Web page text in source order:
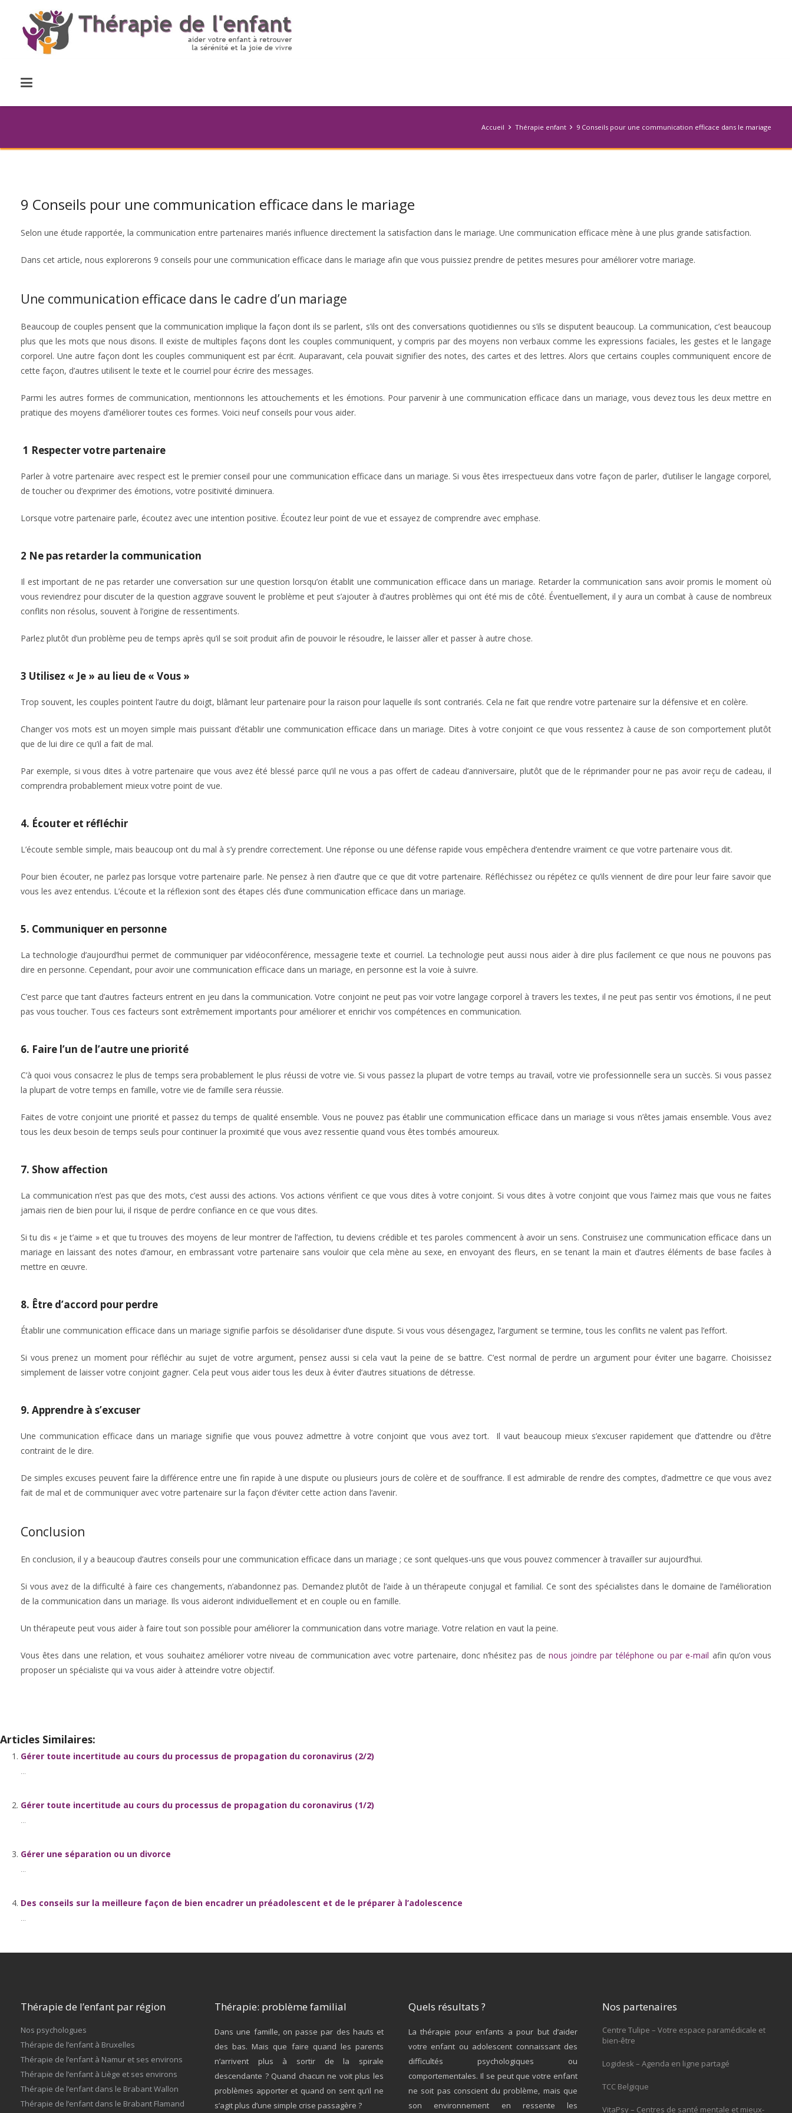
Accueil Thérapie enfant 9 Conseils pour une communication efficace dans le mariage
9 Conseils pour une communication efficace dans le mariage
Selon une étude rapportée, la communication entre partenaires mariés influence directement la satisfaction dans le mariage. Une communication efficace mène à une plus grande satisfaction.
Dans cet article, nous explorerons 9 conseils pour une communication efficace dans le mariage afin que vous puissiez prendre de petites mesures pour améliorer votre mariage.
Une communication efficace dans le cadre d’un mariage
Beaucoup de couples pensent que la communication implique la façon dont ils se parlent, s’ils ont des conversations quotidiennes ou s’ils se disputent beaucoup. La communication, c’est beaucoup
plus que les mots que nous disons. Il existe de multiples façons dont les couples communiquent, y compris par des moyens non verbaux comme les expressions faciales, les gestes et le langage
corporel. Une autre façon dont les couples communiquent est par écrit. Auparavant, cela pouvait signifier des notes, des cartes et des lettres. Alors que certains couples communiquent encore de
cette façon, d’autres utilisent le texte et le courriel pour écrire des messages.
Parmi les autres formes de communication, mentionnons les attouchements et les émotions. Pour parvenir à une communication efficace dans un mariage, vous devez tous les deux mettre en
pratique des moyens d’améliorer toutes ces formes. Voici neuf conseils pour vous aider.
1 Respecter votre partenaire
Parler à votre partenaire avec respect est le premier conseil pour une communication efficace dans un mariage. Si vous êtes irrespectueux dans votre façon de parler, d’utiliser le langage corporel,
de toucher ou d’exprimer des émotions, votre positivité diminuera.
Lorsque votre partenaire parle, écoutez avec une intention positive. Écoutez leur point de vue et essayez de comprendre avec emphase.
2 Ne pas retarder la communication
Il est important de ne pas retarder une conversation sur une question lorsqu’on établit une communication efficace dans un mariage. Retarder la communication sans avoir promis le moment où
vous reviendrez pour discuter de la question aggrave souvent le problème et peut s’ajouter à d’autres problèmes qui ont été mis de côté. Éventuellement, il y aura un combat à cause de nombreux
conflits non résolus, souvent à l’origine de ressentiments.
Parlez plutôt d’un problème peu de temps après qu’il se soit produit afin de pouvoir le résoudre, le laisser aller et passer à autre chose.
3 Utilisez « Je » au lieu de « Vous »
Trop souvent, les couples pointent l’autre du doigt, blâmant leur partenaire pour la raison pour laquelle ils sont contrariés. Cela ne fait que rendre votre partenaire sur la défensive et en colère.
Changer vos mots est un moyen simple mais puissant d’établir une communication efficace dans un mariage. Dites à votre conjoint ce que vous ressentez à cause de son comportement plutôt
que de lui dire ce qu’il a fait de mal.
Par exemple, si vous dites à votre partenaire que vous avez été blessé parce qu’il ne vous a pas offert de cadeau d’anniversaire, plutôt que de le réprimander pour ne pas avoir reçu de cadeau, il
comprendra probablement mieux votre point de vue.
4. Écouter et réfléchir
L’écoute semble simple, mais beaucoup ont du mal à s’y prendre correctement. Une réponse ou une défense rapide vous empêchera d’entendre vraiment ce que votre partenaire vous dit.
Pour bien écouter, ne parlez pas lorsque votre partenaire parle. Ne pensez à rien d’autre que ce que dit votre partenaire. Réfléchissez ou répétez ce qu’ils viennent de dire pour leur faire savoir que
vous les avez entendus. L’écoute et la réflexion sont des étapes clés d’une communication efficace dans un mariage.
5. Communiquer en personne
La technologie d’aujourd’hui permet de communiquer par vidéoconférence, messagerie texte et courriel. La technologie peut aussi nous aider à dire plus facilement ce que nous ne pouvons pas
dire en personne. Cependant, pour avoir une communication efficace dans un mariage, en personne est la voie à suivre.
C’est parce que tant d’autres facteurs entrent en jeu dans la communication. Votre conjoint ne peut pas voir votre langage corporel à travers les textes, il ne peut pas sentir vos émotions, il ne peut
pas vous toucher. Tous ces facteurs sont extrêmement importants pour améliorer et enrichir vos compétences en communication.
6. Faire l’un de l’autre une priorité
C’à quoi vous consacrez le plus de temps sera probablement le plus réussi de votre vie. Si vous passez la plupart de votre temps au travail, votre vie professionnelle sera un succès. Si vous passez
la plupart de votre temps en famille, votre vie de famille sera réussie.
Faites de votre conjoint une priorité et passez du temps de qualité ensemble. Vous ne pouvez pas établir une communication efficace dans un mariage si vous n’êtes jamais ensemble. Vous avez
tous les deux besoin de temps seuls pour continuer la proximité que vous avez ressentie quand vous êtes tombés amoureux.
7. Show affection
La communication n’est pas que des mots, c’est aussi des actions. Vos actions vérifient ce que vous dites à votre conjoint. Si vous dites à votre conjoint que vous l’aimez mais que vous ne faites
jamais rien de bien pour lui, il risque de perdre confiance en ce que vous dites.
Si tu dis « je t’aime » et que tu trouves des moyens de leur montrer de l’affection, tu deviens crédible et tes paroles commencent à avoir un sens. Construisez une communication efficace dans un
mariage en laissant des notes d’amour, en embrassant votre partenaire sans vouloir que cela mène au sexe, en envoyant des fleurs, en se tenant la main et d’autres éléments de base faciles à
mettre en œuvre.
8. Être d’accord pour perdre
Établir une communication efficace dans un mariage signifie parfois se désolidariser d’une dispute. Si vous vous désengagez, l’argument se termine, tous les conflits ne valent pas l’effort.
Si vous prenez un moment pour réfléchir au sujet de votre argument, pensez aussi si cela vaut la peine de se battre. C’est normal de perdre un argument pour éviter une bagarre. Choisissez
simplement de laisser votre conjoint gagner. Cela peut vous aider tous les deux à éviter d’autres situations de détresse.
9. Apprendre à s’excuser
Une communication efficace dans un mariage signifie que vous pouvez admettre à votre conjoint que vous avez tort. Il vaut beaucoup mieux s’excuser rapidement que d’attendre ou d’être
contraint de le dire.
De simples excuses peuvent faire la différence entre une fin rapide à une dispute ou plusieurs jours de colère et de souffrance. Il est admirable de rendre des comptes, d’admettre ce que vous avez
fait de mal et de communiquer avec votre partenaire sur la façon d’éviter cette action dans l’avenir.
Conclusion
En conclusion, il y a beaucoup d’autres conseils pour une communication efficace dans un mariage ; ce sont quelques-uns que vous pouvez commencer à travailler sur aujourd’hui.
Si vous avez de la difficulté à faire ces changements, n’abandonnez pas. Demandez plutôt de l’aide à un thérapeute conjugal et familial. Ce sont des spécialistes dans le domaine de l’amélioration
de la communication dans un mariage. Ils vous aideront individuellement et en couple ou en famille.
Un thérapeute peut vous aider à faire tout son possible pour améliorer la communication dans votre mariage. Votre relation en vaut la peine.
Vous êtes dans une relation, et vous souhaitez améliorer votre niveau de communication avec votre partenaire, donc n’hésitez pas de nous joindre par téléphone ou par e-mail afin qu’on vous
proposer un spécialiste qui va vous aider à atteindre votre objectif.
Articles Similaires:
Gérer toute incertitude au cours du processus de propagation du coronavirus (2/2)
...
Gérer toute incertitude au cours du processus de propagation du coronavirus (1/2)
...
Gérer une séparation ou un divorce
...
Des conseils sur la meilleure façon de bien encadrer un préadolescent et de le préparer à l’adolescence
...
Thérapie de l’enfant par région
Nos psychologues
Thérapie de l’enfant à Bruxelles
Thérapie de l’enfant à Namur et ses environs
Thérapie de l’enfant à Liège et ses environs
Thérapie de l’enfant dans le Brabant Wallon
Thérapie de l’enfant dans le Brabant Flamand
Thérapie: problème familial
Dans une famille, on passe par des hauts et
des bas. Mais que faire quand les parents
n’arrivent plus à sortir de la spirale
descendante ? Quand chacun ne voit plus les
problèmes apporter et quand on sent qu’il ne
s’agit plus d’une simple crise passagère ?
Quels résultats ?
La thérapie pour enfants a pour but d’aider
votre enfant ou adolescent connaissant des
difficultés psychologiques ou
comportementales. Il se peut que votre enfant
ne soit pas conscient du problème, mais que
son environnement en ressente les
Nos partenaires
Centre Tulipe – Votre espace paramédicale et
bien-être
Logidesk – Agenda en ligne partagé
TCC Belgique
VitaPsy – Centres de santé mentale et mieux-